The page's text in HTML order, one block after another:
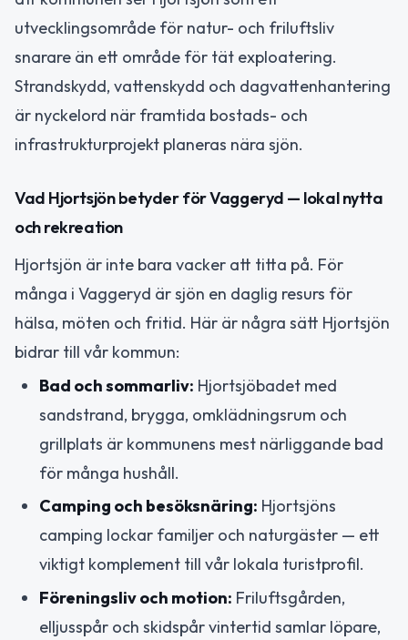
utvecklingsområde för natur- och friluftsliv
snarare än ett område för tät exploatering.
Strandskydd, vattenskydd och dagvattenhantering
är nyckelord när framtida bostads- och
infrastrukturprojekt planeras nära sjön.
Vad Hjortsjön betyder för Vaggeryd — lokal nytta
och rekreation
Hjortsjön är inte bara vacker att titta på. För
många i Vaggeryd är sjön en daglig resurs för
hälsa, möten och fritid. Här är några sätt Hjortsjön
bidrar till vår kommun:
Bad och sommarliv: Hjortsjöbadet med
sandstrand, brygga, omklädningsrum och
grillplats är kommunens mest närliggande bad
för många hushåll.
Camping och besöksnäring: Hjortsjöns
camping lockar familjer och naturgäster — ett
viktigt komplement till vår lokala turistprofil.
Föreningsliv och motion: Friluftsgården,
elljusspår och skidspår vintertid samlar löpare,